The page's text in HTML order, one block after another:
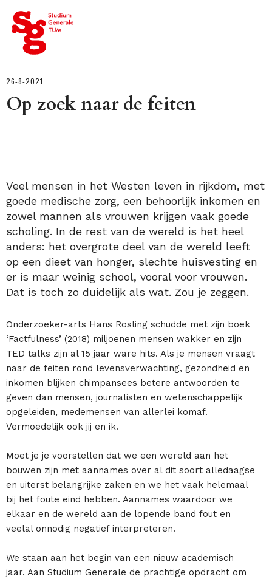
26-8-2021
Op zoek naar de feiten
Veel mensen in het Westen leven in rijkdom, met
goede medische zorg, een behoorlijk inkomen en
zowel mannen als vrouwen krijgen vaak goede
scholing. In de rest van de wereld is het heel
anders: het overgrote deel van de wereld leeft
op een dieet van honger, slechte huisvesting en
er is maar weinig school, vooral voor vrouwen.
Dat is toch zo duidelijk als wat. Zou je zeggen.
Onderzoeker-arts Hans Rosling schudde met zijn boek
‘Factfulness’ (2018) miljoenen mensen wakker en zijn
TED talks zijn al 15 jaar ware hits. Als je mensen vraagt
naar de feiten rond levensverwachting, gezondheid en
inkomen blijken chimpansees betere antwoorden te
geven dan mensen, journalisten en wetenschappelijk
opgeleiden, medemensen van allerlei komaf.
Vermoedelijk ook jij en ik.
Moet je je voorstellen dat we een wereld aan het
bouwen zijn met aannames over al dit soort alledaagse
en uiterst belangrijke zaken en we het vaak helemaal
bij het foute eind hebben. Aannames waardoor we
elkaar en de wereld aan de lopende band fout en
veelal onnodig negatief interpreteren.
We staan aan het begin van een nieuw academisch
jaar. Aan Studium Generale de prachtige opdracht om